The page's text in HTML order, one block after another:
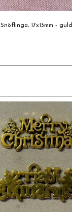
Snöflinga, 17x13mm - guld